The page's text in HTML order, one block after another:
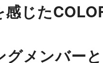
感じた
グメンバー